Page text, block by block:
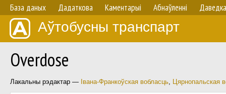
База даных Дадаткова Каментарыі Абнаўленнi Даведка
Аўтобусны транспарт
Overdose
Лакальны рэдактар — Івана-Франкоўская вобласць, Цярнопальская